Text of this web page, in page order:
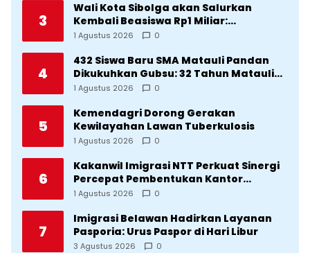
3
Wali Kota Sibolga akan Salurkan
Kembali Beasiswa Rp1 Miliar:
Diproritaskan Mahasiswa Korban
1 Agustus 2026 0
4
432 Siswa Baru SMA Matauli Pandan
Dikukuhkan Gubsu: 32 Tahun Matauli
Cetak SDM Unggul
1 Agustus 2026 0
5
Kemendagri Dorong Gerakan
Kewilayahan Lawan Tuberkulosis
1 Agustus 2026 0
6
Kakanwil Imigrasi NTT Perkuat Sinergi
Percepat Pembentukan Kantor
Imigrasi Sumba Timur
1 Agustus 2026 0
7
Imigrasi Belawan Hadirkan Layanan
Pasporia: Urus Paspor di Hari Libur
3 Agustus 2026 0